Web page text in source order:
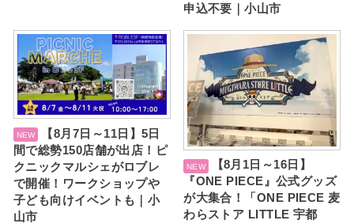
申込不要｜小山市
【8月7日～11日】5日
間で総勢150店舗が出店！ピ
クニックマルシェがロブレ
で開催！ワークショップや
子ども向けイベントも｜小
山市
【8月1日～16日】
『ONE PIECE』公式グッズ
が大集合！「ONE PIECE 麦
わらストア LITTLE 宇都